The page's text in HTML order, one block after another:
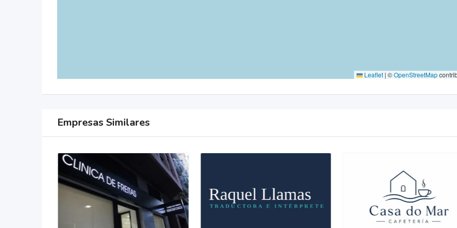
Leaflet | ©OpenStreetMap
Empresas Similares